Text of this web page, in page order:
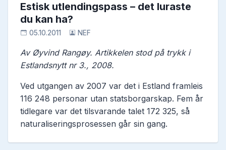
Estisk utlendingspass – det luraste
du kan ha?
05.10.2011 NEF
Av Øyvind Rangøy. Artikkelen stod på trykk i
Estlandsnytt nr 3., 2008.
Ved utgangen av 2007 var det i Estland framleis
116 248 personar utan statsborgarskap. Fem år
tidlegare var det tilsvarande talet 172 325, så
naturaliseringsprosessen går sin gang.